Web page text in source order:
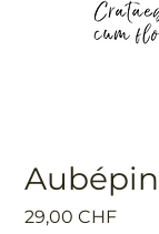
29,00 CHFPrix